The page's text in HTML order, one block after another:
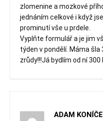
zlomenine a mozkové
jednáním celkové i když
prominutí vše u prdele.
Vyplňte formulář a je jim
týden v pondělí. Máma
zrůdy!!!Já bydlím od ní 300
ADAM